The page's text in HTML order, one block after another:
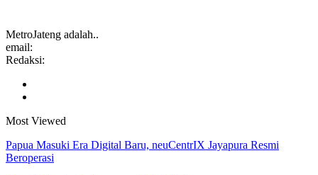
MetroJateng adalah..
email:
Redaksi:
Most Viewed
Papua Masuki Era Digital Baru, neuCentrIX Jayapura Resmi
Beroperasi